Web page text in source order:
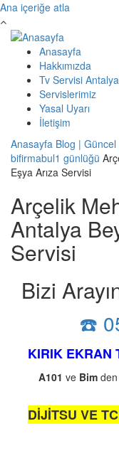
Ana içeriğe atla
Anasayfa
Hakkımızda
Tv Servisi Antalya
Servislerimiz
Yasal Uyarı
İletişim
Anasayfa Blog |
bifirmabul1 günlüğü
Eşya Arıza Servisi
Arçelik
Antalya
Servisi
Bizi
☎️
KIRIK EKRAN
A101 ve Bimden
DİJİTSU VE